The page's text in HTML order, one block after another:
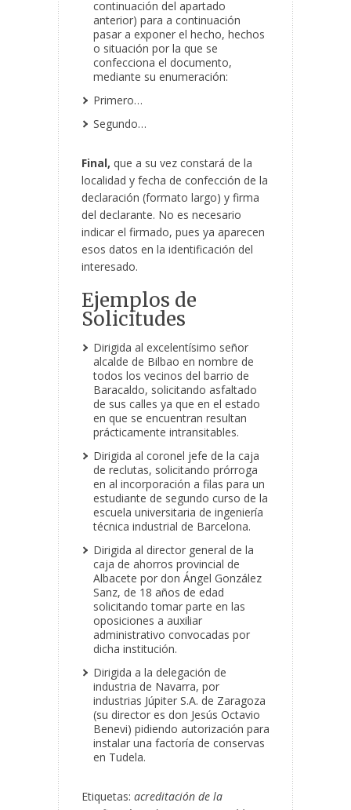
continuación del apartado
anterior) para a continuación
pasar a exponer el hecho, hechos
o situación por la que se
confecciona el documento,
mediante su enumeración:
Primero…
Segundo…
Final, que a su vez constará de la
localidad y fecha de confección de la
declaración (formato largo) y firma
del declarante. No es necesario
indicar el firmado, pues ya aparecen
esos datos en la identificación del
interesado.
Ejemplos de
Solicitudes
Dirigida al excelentísimo señor
alcalde de Bilbao en nombre de
todos los vecinos del barrio de
Baracaldo, solicitando asfaltado
de sus calles ya que en el estado
en que se encuentran resultan
prácticamente intransitables.
Dirigida al coronel jefe de la caja
de reclutas, solicitando prórroga
en al incorporación a filas para un
estudiante de segundo curso de la
escuela universitaria de ingeniería
técnica industrial de Barcelona.
Dirigida al director general de la
caja de ahorros provincial de
Albacete por don Ángel González
Sanz, de 18 años de edad
solicitando tomar parte en las
oposiciones a auxiliar
administrativo convocadas por
dicha institución.
Dirigida a la delegación de
industria de Navarra, por
industrias Júpiter S.A. de Zaragoza
(su director es don Jesús Octavio
Benevi) pidiendo autorización para
instalar una factoría de conservas
en Tudela.
Etiquetas: acreditación de la